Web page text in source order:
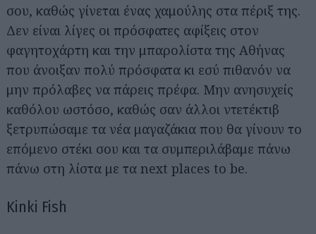
σου, καθώς γίνεται ένας χαμούλης στα πέριξ της.
Δεν είναι λίγες οι πρόσφατες αφίξεις στον
φαγητοχάρτη και την μπαρολίστα της Αθήνας
που άνοιξαν πολύ πρόσφατα κι εσύ πιθανόν να
μην πρόλαβες να πάρεις πρέφα. Μην ανησυχείς
καθόλου ωστόσο, καθώς σαν άλλοι ντετέκτιβ
ξετρυπώσαμε τα νέα μαγαζάκια που θα γίνουν το
επόμενο στέκι σου και τα συμπεριλάβαμε πάνω
πάνω στη λίστα με τα next places to be.
Kinki Fish